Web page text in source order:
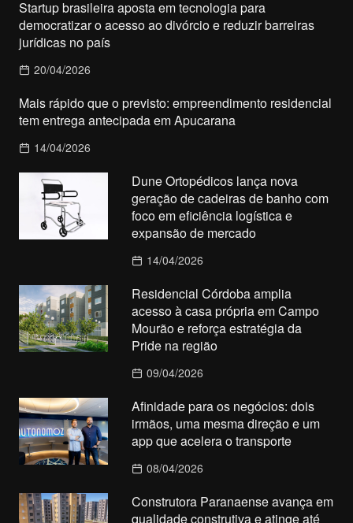
Startup brasileira aposta em tecnologia para
democratizar o acesso ao divórcio e reduzir barreiras
jurídicas no país
20/04/2026
Mais rápido que o previsto: empreendimento residencial
tem entrega antecipada em Apucarana
14/04/2026
Dune Ortopédicos lança nova
geração de cadeiras de banho com
foco em eficiência logística e
expansão de mercado
14/04/2026
Residencial Córdoba amplia
acesso à casa própria em Campo
Mourão e reforça estratégia da
Pride na região
09/04/2026
Afinidade para os negócios: dois
irmãos, uma mesma direção e um
app que acelera o transporte
08/04/2026
Construtora Paranaense avança em
qualidade construtiva e atinge até